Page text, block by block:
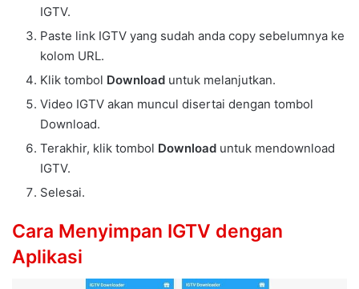
IGTV.
Paste link IGTV yang sudah anda copy sebelumnya ke
kolom URL.
Klik tombol Download untuk melanjutkan.
Video IGTV akan muncul disertai dengan tombol
Download.
Terakhir, klik tombol Download untuk mendownload
IGTV.
Selesai.
Cara Menyimpan IGTV dengan
Aplikasi